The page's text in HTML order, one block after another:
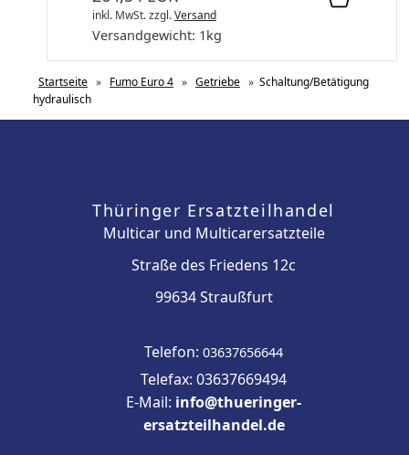
inkl. MwSt.zzgl.Versand
Versandgewicht: 1 kg
Startseite » Fumo Euro 4 » Getriebe » Schaltung/Betätigung
hydraulisch
Thüringer Ersatzteilhandel
Multicar und Multicarersatzteile
Straße des Friedens 12c
99634 Straußfurt
Telefon: 03637656644
Telefax: 03637669494
E-Mail: info@thueringer-
ersatzteilhandel.de